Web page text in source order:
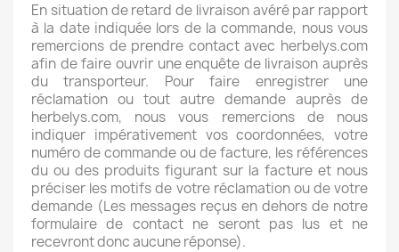
En situation de retard de livraison avéré par rapport
à la date indiquée lors de la commande, nous vous
remercions de prendre contact avec herbelys.com
afin de faire ouvrir une enquête de livraison auprès
du transporteur. Pour faire enregistrer une
réclamation ou tout autre demande auprès de
herbelys.com, nous vous remercions de nous
indiquer impérativement vos coordonnées, votre
numéro de commande ou de facture, les références
du ou des produits figurant sur la facture et nous
préciser les motifs de votre réclamation ou de votre
demande (Les messages reçus en dehors de notre
formulaire de contact ne seront pas lus et ne
recevront donc aucune réponse).